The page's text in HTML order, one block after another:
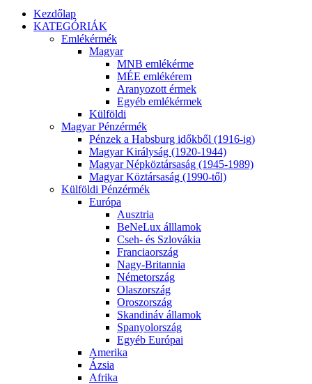
Kezdőlap
KATEGÓRIÁK
Emlékérmék
Magyar
MNB emlékérme
MÉE emlékérem
Aranyozott érmek
Egyéb emlékérmek
Külföldi
Magyar Pénzérmék
Pénzek a Habsburg időkből (1916-ig)
Magyar Királyság (1920-1944)
Magyar Népköztársaság (1945-1989)
Magyar Köztársaság (1990-től)
Külföldi Pénzérmék
Európa
Ausztria
BeNeLux álllamok
Cseh- és Szlovákia
Franciaország
Nagy-Britannia
Németország
Olaszország
Oroszország
Skandináv államok
Spanyolország
Egyéb Európai
Amerika
Ázsia
Afrika